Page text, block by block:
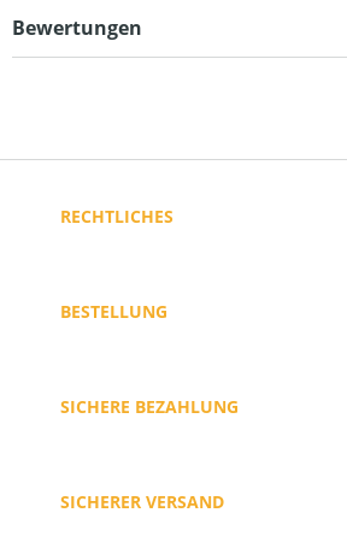
Bewertungen
RECHTLICHES
BESTELLUNG
SICHERE BEZAHLUNG
SICHERER VERSAND